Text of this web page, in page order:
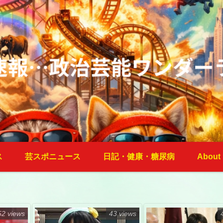
芸スポニュース 日記・健康・糖尿病 About
views 43 views